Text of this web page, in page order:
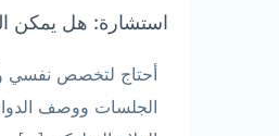
استشارة: هل يمكن
أحتاج لتخصص نفسي
الجلسات ووصف